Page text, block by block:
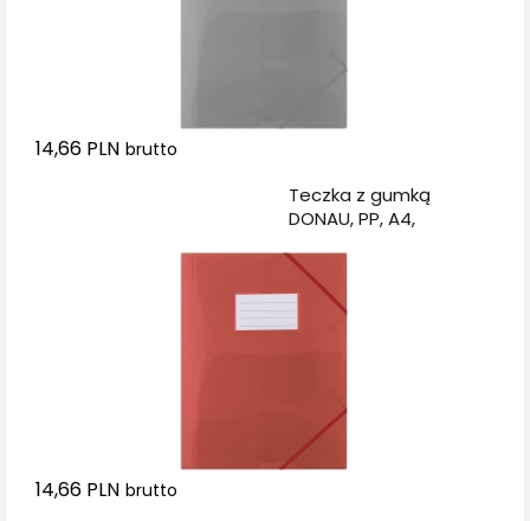
14,66 PLN brutto
Teczka z gumką
DONAU, PP, A4,
półtransparentna
czerwona
14,66 PLN brutto